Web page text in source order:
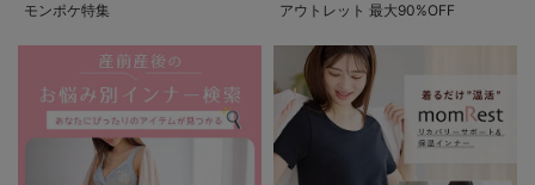
モンポケ特集 アウトレット 最大90%OFF